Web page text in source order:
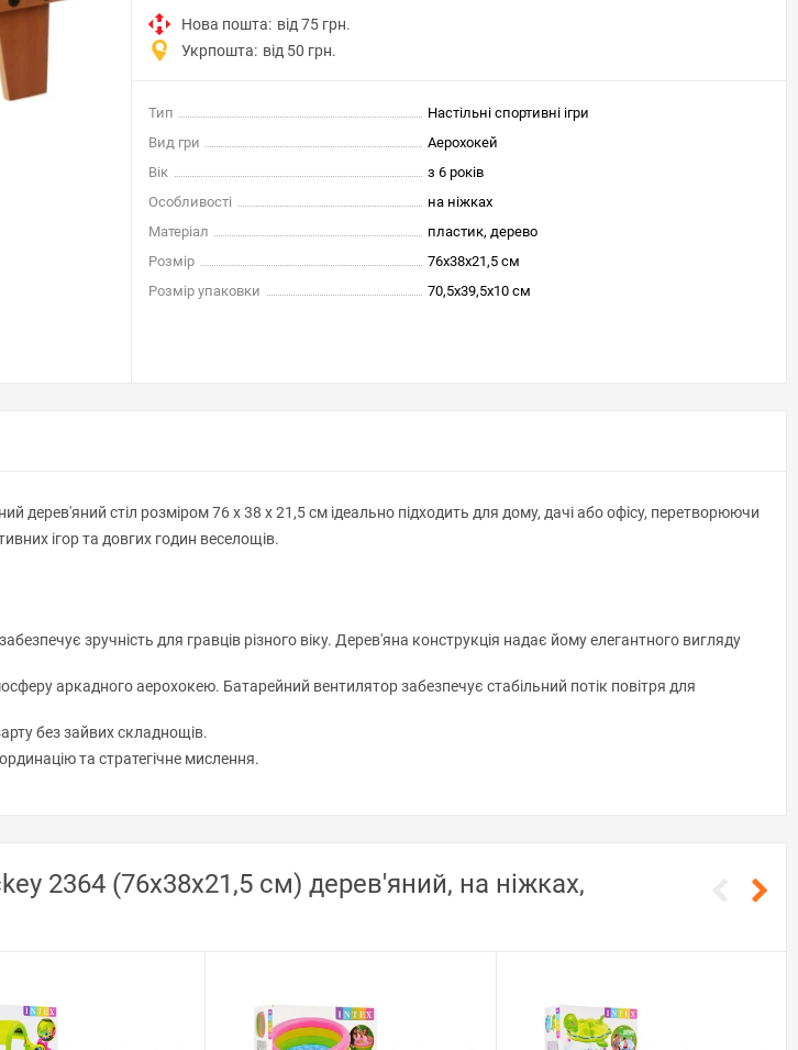
Нова пошта: від 75 грн.
Укрпошта: від 50 грн.
Тип
Настільні спортивні ігри
Вид гри
Аерохокей
Вік
з 6 років
Особливості
на ніжках
Матеріал
пластик, дерево
Розмір
76x38x21,5 см
Розмір упаковки
70,5x39,5x10 см
стіл розміром 76 х 38 х 21,5 см ідеально підходить для дому, дачі або офісу, перетворюючи
ігор та довгих годин веселощів.
зручність для гравців різного віку. Дерев'яна конструкція надає йому елегантного вигляду
аркадного аерохокею. Батарейний вентилятор забезпечує стабільний потік повітря для
без зайвих складнощів.
та стратегічне мислення.
2364 (76x38x21,5 см) дерев'яний, на ніжках,